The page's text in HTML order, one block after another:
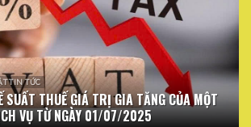
TIN TỨC
SUẤT THUẾ GIÁ TRỊ GIA TĂNG CỦA MỘT
VỤ TỪ NGÀY 01/07/2025